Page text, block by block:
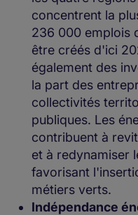
concentrent la
236 000 emplois
être créés d'ici
également des
la part des
collectivités
publiques. Les
contribuent à
et à redynamiser
favorisant
métiers verts.
Indépendance